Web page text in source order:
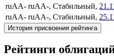
ruAA- ruAA-, Стабильный,
ruAA- ruAA-, Стабильный,
История присвоения рейтинга
Рейтинги